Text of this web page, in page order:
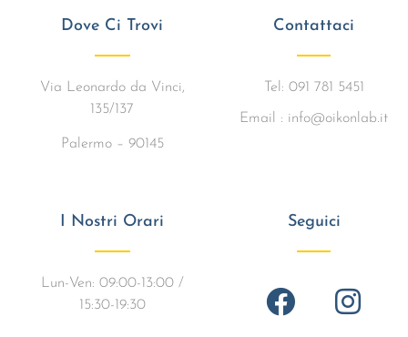
Dove Ci Trovi
Via Leonardo da Vinci,
135/137
Palermo – 90145
Contattaci
Tel: 091 781 5451
Email : info@oikonlab.it
I Nostri Orari
Lun-Ven: 09:00-13:00 /
15:30-19:30
Seguici